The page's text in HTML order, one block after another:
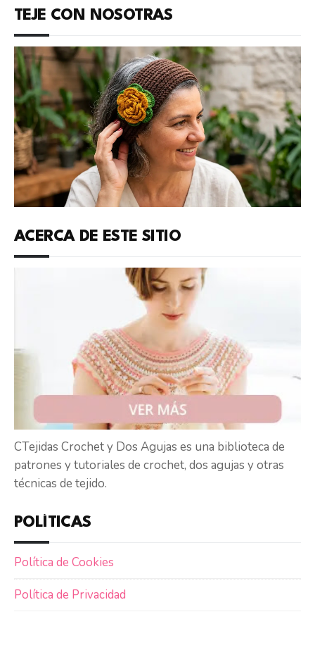
TEJE CON NOSOTRAS
ACERCA DE ESTE SITIO
CTejidas Crochet y Dos Agujas es una biblioteca de
patrones y tutoriales de crochet, dos agujas y otras
técnicas de tejido.
POLÍTICAS
Política de Cookies
Política de Privacidad